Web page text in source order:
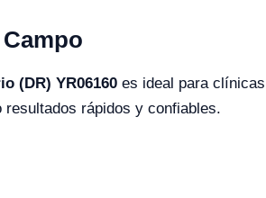
(DR) YR06160 es ideal para
rápidos y confiables.